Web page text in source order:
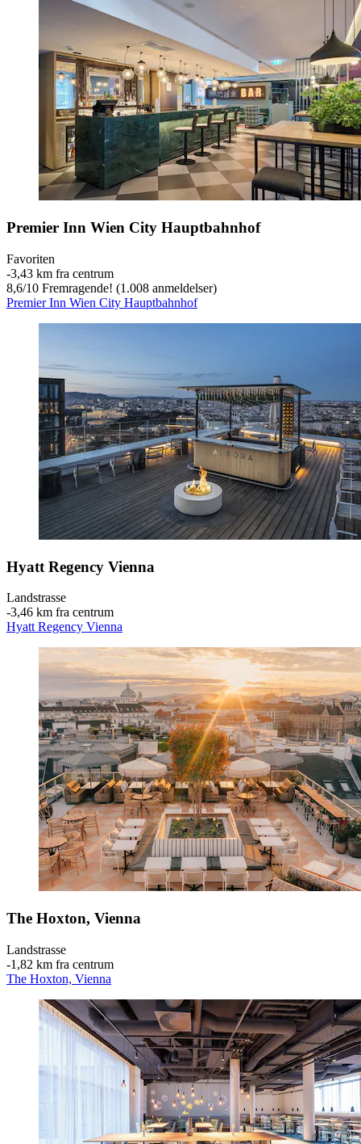
Premier Inn Wien City Hauptbahnhof
Favoriten
‐3,43 km fra centrum
8,6/10 Fremragende! (1.008 anmeldelser)
Premier Inn Wien City Hauptbahnhof
Hyatt Regency Vienna
Landstrasse
‐3,46 km fra centrum
Hyatt Regency Vienna
The Hoxton, Vienna
Landstrasse
‐1,82 km fra centrum
The Hoxton, Vienna